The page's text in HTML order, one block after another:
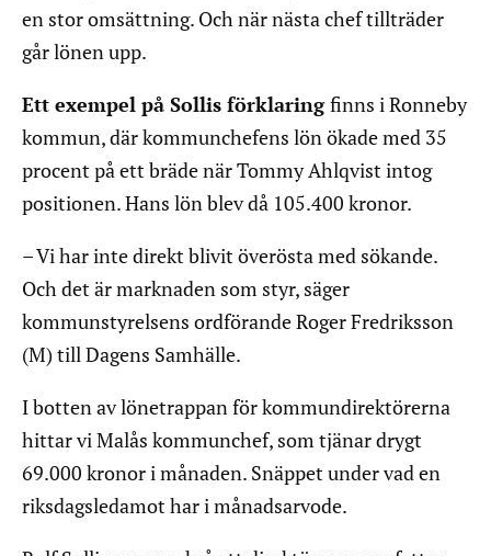
en stor omsättning. Och när nästa chef tillträder
går lönen upp.
Ett exempel på Sollis förklaringfinns i Ronneby
kommun, där kommunchefens lön ökade med 35
procent på ett bräde när Tommy Ahlqvist intog
positionen. Hans lön blev då 105.400 kronor.
– Vi har inte direkt blivit överösta med sökande.
Och det är marknaden som styr, säger
kommunstyrelsens ordförande Roger Fredriksson
(M) till Dagens Samhälle.
I botten av lönetrappan för kommundirektörerna
hittar vi Malås kommunchef, som tjänar drygt
69.000 kronor i månaden. Snäppet under vad en
riksdagsledamot har i månadsarvode.